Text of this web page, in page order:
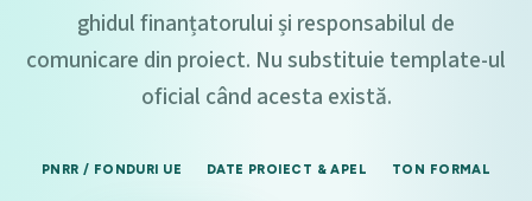
ghidul finanțatorului și responsabilul de
comunicare din proiect. Nu substituie template-ul
oficial când acesta există.
PNRR / FONDURI UE DATE PROIECT & APEL TON FORMAL